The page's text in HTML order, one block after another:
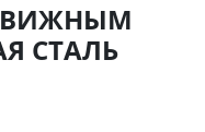
СТАЛЬ